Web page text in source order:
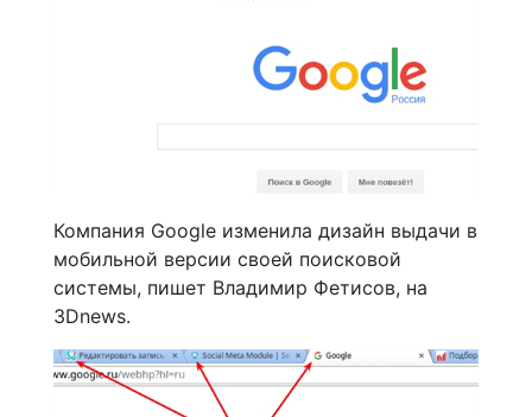
Компания Google изменила дизайн выдачи в
мобильной версии своей поисковой
системы, пишет Владимир Фетисов, на
3Dnews.